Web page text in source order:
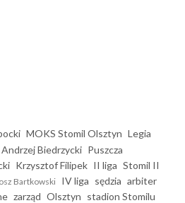
MOKS Stomil Olsztyn Legia
Andrzej Biedrzycki Puszcza
Krzysztof Filipek II liga Stomil II
Bartkowski IV liga sędzia arbiter
zarząd Olsztyn stadion Stomilu